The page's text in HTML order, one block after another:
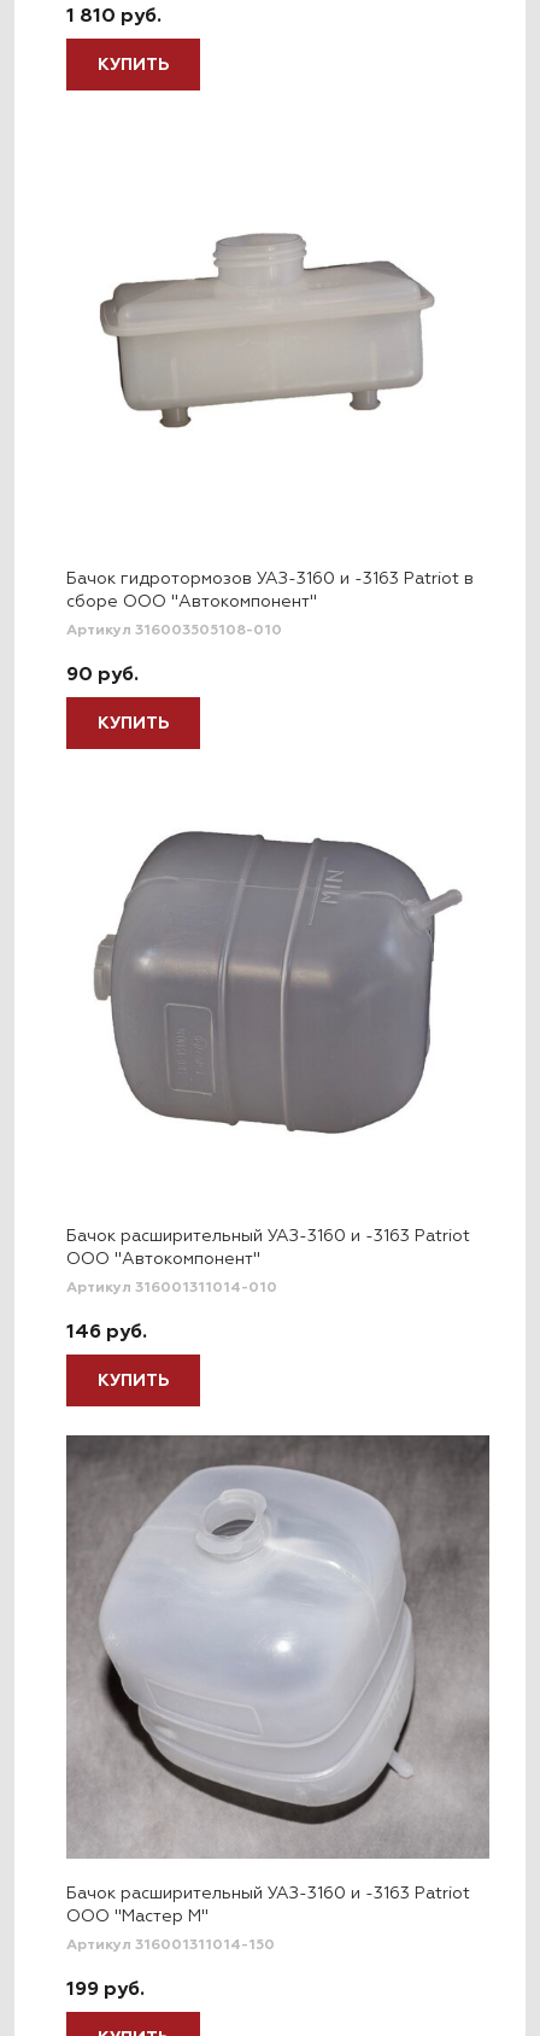
1 810 руб.
КУПИТЬ
Бачок гидротормозов УАЗ-3160 и -3163 Patriot в
сборе ООО "Автокомпонент"
Артикул 316003505108-010
90 руб.
КУПИТЬ
Бачок расширительный УАЗ-3160 и -3163 Patriot
ООО "Автокомпонент"
Артикул 316001311014-010
146 руб.
КУПИТЬ
Бачок расширительный УАЗ-3160 и -3163 Patriot
ООО "Мастер М"
Артикул 316001311014-150
199 руб.